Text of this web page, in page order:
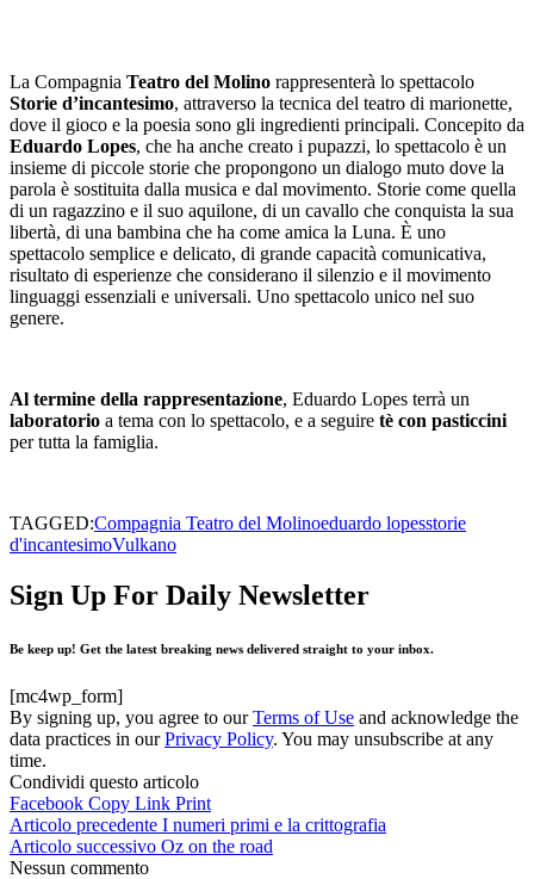
La Compagnia Teatro del Molino rappresenterà lo spettacolo
Storie d’incantesimo, attraverso la tecnica del teatro di marionette,
dove il gioco e la poesia sono gli ingredienti principali. Concepito da
Eduardo Lopes, che ha anche creato i pupazzi, lo spettacolo è un
insieme di piccole storie che propongono un dialogo muto dove la
parola è sostituita dalla musica e dal movimento. Storie come quella
di un ragazzino e il suo aquilone, di un cavallo che conquista la sua
libertà, di una bambina che ha come amica la Luna. È uno
spettacolo semplice e delicato, di grande capacità comunicativa,
risultato di esperienze che considerano il silenzio e il movimento
linguaggi essenziali e universali. Uno spettacolo unico nel suo
genere.
Al termine della rappresentazione, Eduardo Lopes terrà un
laboratorio a tema con lo spettacolo, e a seguire tè con pasticcini
per tutta la famiglia.
TAGGED:Compagnia Teatro del Molinoeduardo lopesstorie
d'incantesimoVulkano
Sign Up For Daily Newsletter
Be keep up! Get the latest breaking news delivered straight to your inbox.
[mc4wp_form]
By signing up, you agree to ourTerms of Use and acknowledge the
data practices in ourPrivacy Policy. You may unsubscribe at any
time.
Condividi questo articolo
Facebook Copy Link Print
Articolo precedente I numeri primi e la crittografia
Articolo successivo Oz on the road
Nessun commento